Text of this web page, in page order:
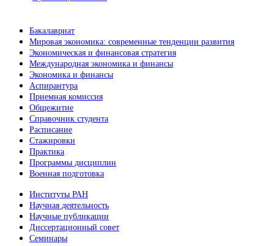
Бакалавриат
Мировая экономика: современные тенденции развития
Экономическая и финансовая стратегия
Международная экономика и финансы
Экономика и финансы
Аспирантура
Приемная комиссия
Общежитие
Справочник студента
Расписание
Стажировки
Практика
Программы дисциплин
Военная подготовка
Институты РАН
Научная деятельность
Научные публикации
Диссертационный совет
Семинары